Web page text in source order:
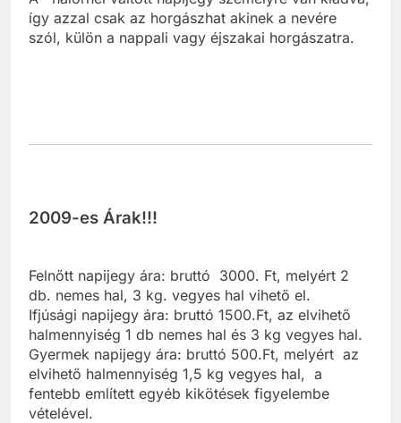
így azzal csak az horgászhat akinek a nevére
szól, külön a nappali vagy éjszakai horgászatra.
2009-es Árak!!!
Felnőtt napijegy ára: bruttó 3000. Ft, melyért 2
db. nemes hal, 3 kg. vegyes hal vihető el.
Ifjúsági napijegy ára: bruttó 1500.Ft, az elvihető
halmennyiség 1 db nemes hal és 3 kg vegyes hal.
Gyermek napijegy ára: bruttó 500.Ft, melyért az
elvihető halmennyiség 1,5 kg vegyes hal, a
fentebb említett egyéb kikötések figyelembe
vételével.